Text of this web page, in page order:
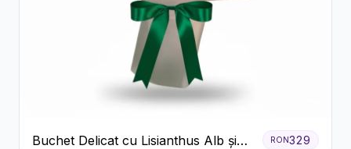
Buchet Delicat cu Lisianthus Alb și
RON329